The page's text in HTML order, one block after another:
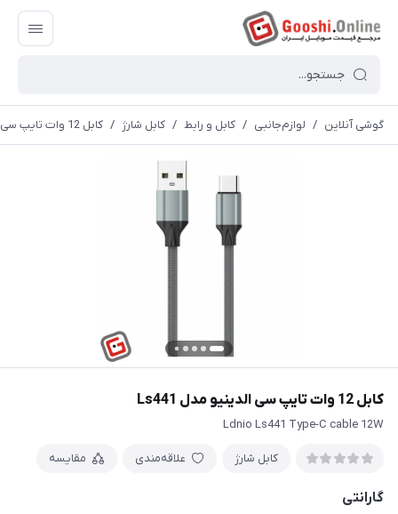
گوشی آنلاین / لوازم‌جانبی / کابل و رابط / کابل شارژ / کابل 12 وات تایپ سی الدینیو مدل Ls441
کابل 12 وات تایپ سی الدینیو مدل Ls441
Ldnio Ls441 Type-C cable 12W
کابل شارژ علاقه‌مندی مقایسه
گارانتی